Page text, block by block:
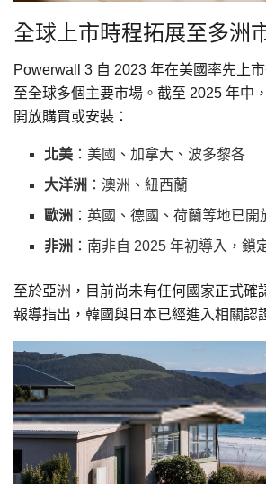
全球上市時程拓展至多洲
Powerwall 3 自 2023 年在美國率先上
至全球多個主要市場。截至 2025 年中
開放購買或安裝：
北美 ：美國、加拿大、波多黎各
大洋洲 ：澳洲、紐西蘭
歐洲 ：英國、德國、荷蘭等地已開
非洲 ：南非自 2025 年初導入，鎖
至於亞洲，目前尚未有任何國家正式確
報導指出，韓國與日本已經進入相關認